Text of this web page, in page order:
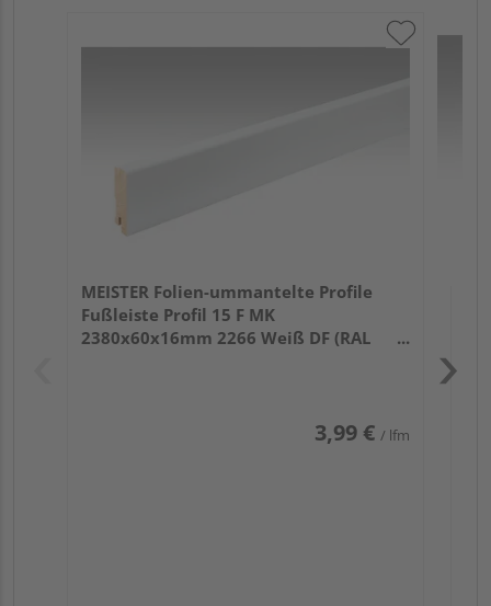
MEISTER Folien-ummantelte Profile
Fußleiste Profil 15 F MK
2380x60x16mm 2266 Weiß DF (RAL
3,99 € / lfm